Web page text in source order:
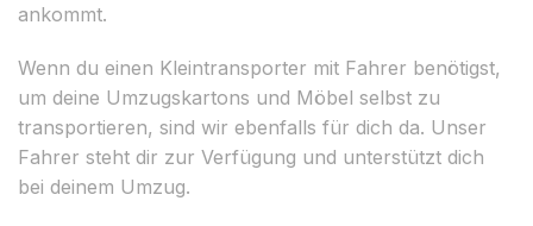
ankommt.
Wenn du einen Kleintransporter mit Fahrer benötigst,
um deine Umzugskartons und Möbel selbst zu
transportieren, sind wir ebenfalls für dich da. Unser
Fahrer steht dir zur Verfügung und unterstützt dich
bei deinem Umzug.